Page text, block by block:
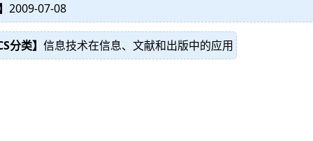
2009-07-08
分类】 信息技术在信息、文献和出版中的应用